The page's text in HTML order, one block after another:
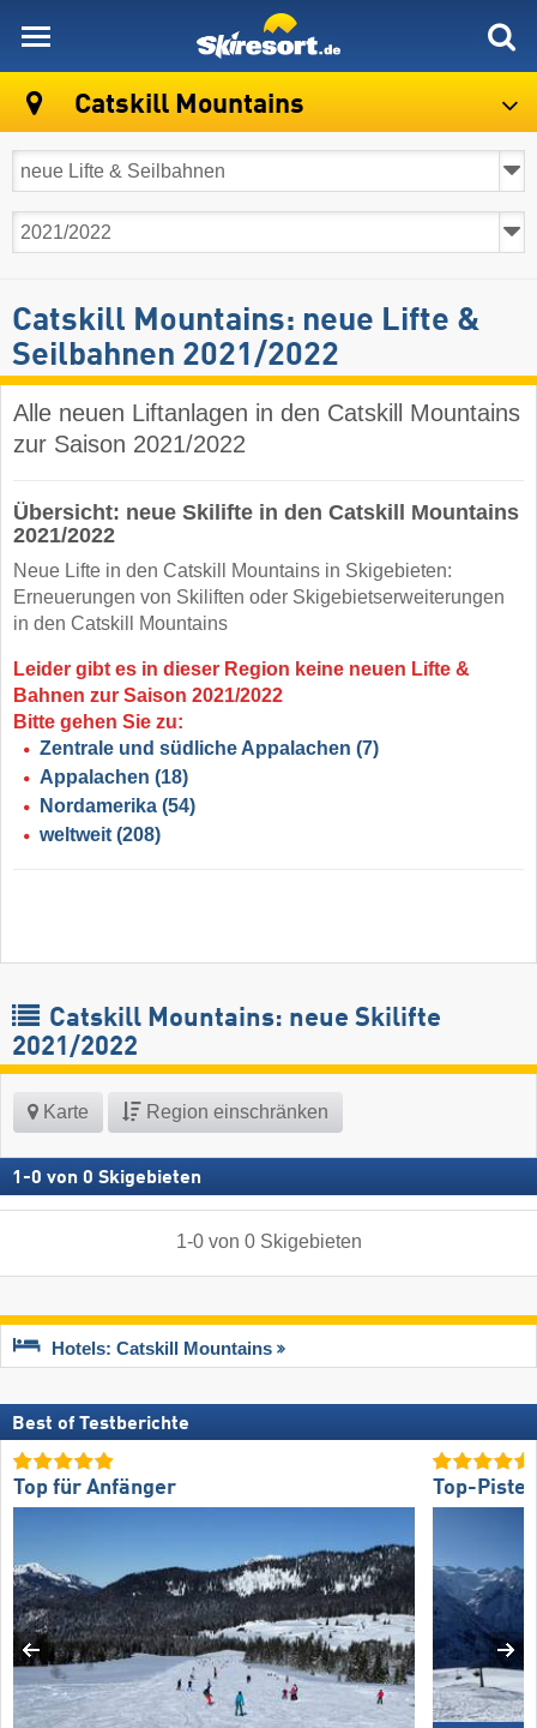
Catskill Mountains
Catskill Mountains: neue Lifte &
Seilbahnen 2021/2022
Alle neuen Liftanlagen in den Catskill Mountains
zur Saison 2021/2022
Übersicht: neue Skilifte in den Catskill Mountains
2021/2022
Neue Lifte in den Catskill Mountains in Skigebieten:
Erneuerungen von Skiliften oder Skigebietserweiterungen
in den Catskill Mountains
Leider gibt es in dieser Region keine neuen Lifte &
Bahnen zur Saison 2021/2022
Bitte gehen Sie zu:
Zentrale und südliche Appalachen (7)
Appalachen (18)
Nordamerika (54)
weltweit (208)
Catskill Mountains: neue Skilifte
2021/2022
Karte Region einschränken
1 -0 von 0 Skigebieten
1-0von 0 Skigebieten
Hotels: Catskill Mountains
Best of Testberichte
Top für Anfänger Top-